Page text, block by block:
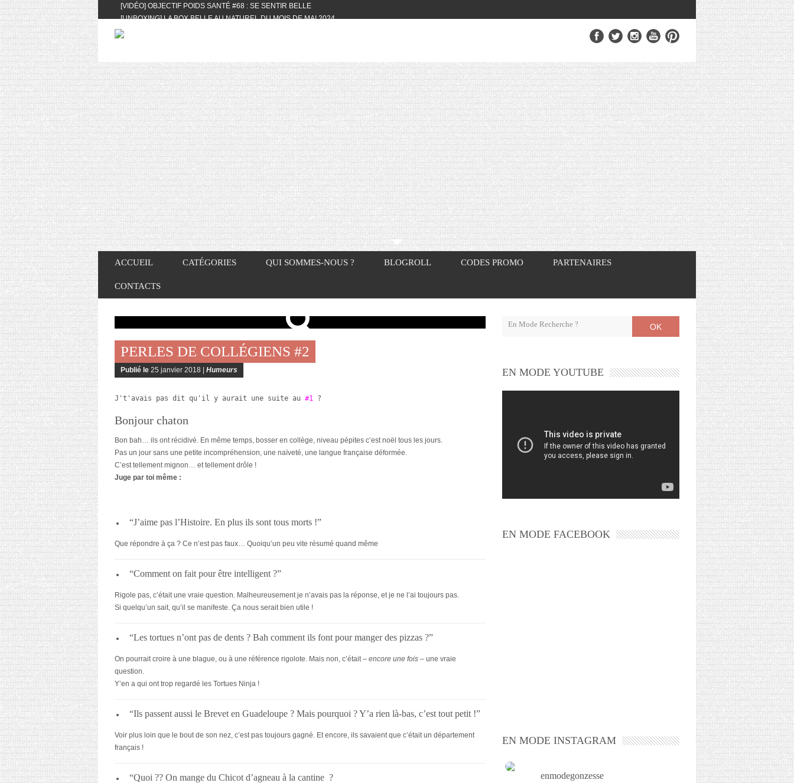
[VIDÉO] OBJECTIF POIDS SANTÉ #68 : SE SENTIR BELLE
[UNBOXING] LA BOX BELLE AU NATUREL DU MOIS DE MAI 2024
[VIDÉO] UNBOXING : LES MY LITTLE & BIOTYFULL BOX DU MOIS DE MAI 2024
[VIDÉO] QUITOQUE #10 : MEAL PREP & CONVIVIALITÉ
[VIDÉO] UNBOXING : LES MY LITTLE & BIOTYFULL BOX DU MOIS D’AVRIL
2024 FEAT. AKILA
[VIDÉO] OBJECTIF POIDS SANTÉ #67 : L’AVIS DES AUTRES, CE N’EST QUE LA
VIE DES AUTRES
[VIDÉO] UNBOXING : LES MY LITTLE & BIOTYFULL BOX DES MOIS DE
FÉVRIER ET MARS 2024 FEAT. AKILA
[VIDÉO] LA SÉLECTION DU MOIS #JANVIER2024
[VIDÉO] HELLOFRESH #34 : IDÉES RECETTES RISOTTO
ACCUEIL CATÉGORIES QUI SOMMES-NOUS ? BLOGROLL CODES PROMO PARTENAIRES
CONTACTS
PERLES DE COLLÉGIENS #2
Publié le 25 janvier 2018 | Humeurs
J't'avais pas dit qu'il y aurait une suite au #1 ?
Bonjour chaton
Bon bah… ils ont récidivé. En même temps, bosser en collège, niveau pépites c’est noël tous les jours.
Pas un jour sans une petite incompréhension, une naïveté, une langue française déformée.
C’est tellement mignon… et tellement drôle !
Juge par toi même :
“J’aime pas l’Histoire. En plus ils sont tous morts !”
Que répondre à ça ? Ce n’est pas faux… Quoiqu’un peu vite résumé quand même
“Comment on fait pour être intelligent ?”
Rigole pas, c’était une vraie question. Malheureusement je n’avais pas la réponse, et je ne l’ai toujours pas.
Si quelqu’un sait, qu’il se manifeste. Ça nous serait bien utile !
“Les tortues n’ont pas de dents ? Bah comment ils font pour manger des pizzas ?”
On pourrait croire à une blague, ou à une référence rigolote. Mais non, c’était – encore une fois – une vraie
question.
Y’en a qui ont trop regardé les Tortues Ninja !
“Ils passent aussi le Brevet en Guadeloupe ? Mais pourquoi ? Y’a rien là-bas, c’est tout petit !”
Voir plus loin que le bout de son nez, c’est pas toujours gagné. Et encore, ils savaient que c’était un département
français !
“Quoi ?? On mange du Chicot d’agneau à la cantine ?
OK
EN MODE YOUTUBE
EN MODE FACEBOOK
EN MODE INSTAGRAM
enmodegonzesse